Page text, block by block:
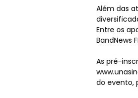
Além das
Entre os
BandNews
As pré-
do evento,